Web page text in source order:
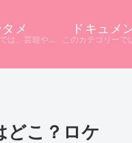
メ
このカテゴリーでは、芸能やエンタメに関するニュースをまとめています。 テレビや配信サービス、SNSなど多様な情報源から話題をピックアップ。 ニュース記事だけでは分からない背景や疑問点を深掘りし、分かりやすく解説しています。
ドキュメ
どこ？ロケ